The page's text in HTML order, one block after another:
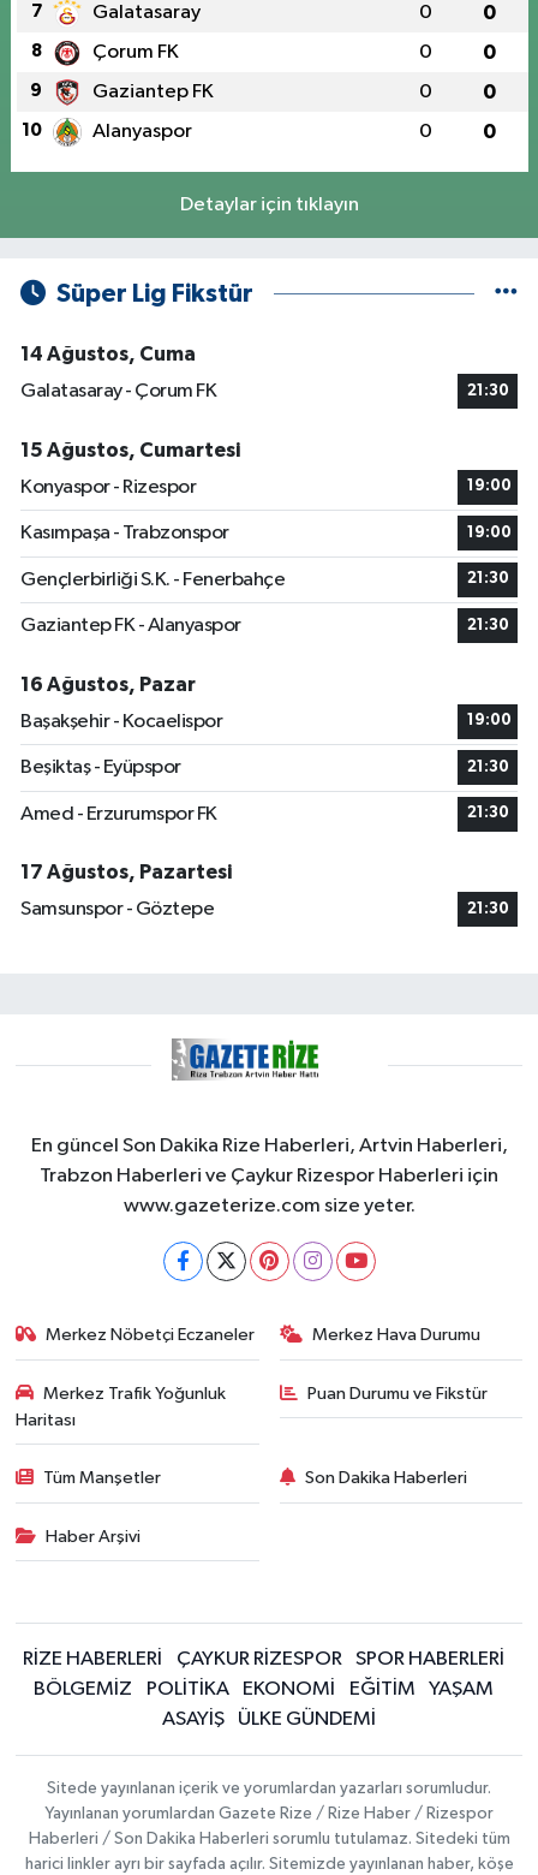
7 Galatasaray 0 0
8 Çorum FK 0 0
9 Gaziantep FK 0 0
10 Alanyaspor 0 0
Detaylar için tıklayın
Süper Lig Fikstür
14 Ağustos, Cuma
Galatasaray - Çorum FK
21:30
15 Ağustos, Cumartesi
Konyaspor - Rizespor
19:00
Kasımpaşa - Trabzonspor 19:00
Gençlerbirliği S.K. - Fenerbahçe 21:30
Gaziantep FK - Alanyaspor 21:30
16 Ağustos, Pazar
Başakşehir - Kocaelispor
19:00
Beşiktaş - Eyüpspor 21:30
Amed - Erzurumspor FK 21:30
17 Ağustos, Pazartesi
Samsunspor - Göztepe
21:30
En güncel Son Dakika Rize Haberleri, Artvin Haberleri,
Trabzon Haberleri ve Çaykur Rizespor Haberleri için
www.gazeterize.com size yeter.
Merkez Nöbetçi Eczaneler Merkez Hava Durumu
Merkez Trafik Yoğunluk
Haritası
Puan Durumu ve Fikstür
Tüm Manşetler Son Dakika Haberleri
Haber Arşivi
RİZE HABERLERİ ÇAYKUR RİZESPOR
SPOR HABERLERİ
BÖLGEMİZ
POLİTİKA EKONOMİ EĞİTİM
YAŞAM
ASAYİŞ
ÜLKE GÜNDEMİ
Sitede yayınlanan içerik ve yorumlardan yazarları sorumludur.
Yayınlanan yorumlardan Gazete Rize / Rize Haber / Rizespor
Haberleri / Son Dakika Haberleri sorumlu tutulamaz. Sitedeki tüm
harici linkler ayrı bir sayfada açılır. Sitemizde yayınlanan haber, köşe